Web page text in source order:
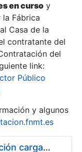
en curso y
Fábrica
Casa de la
contratante del
del
link:
Público
y algunos
Pliego condiciones optimización cargas compras firmado